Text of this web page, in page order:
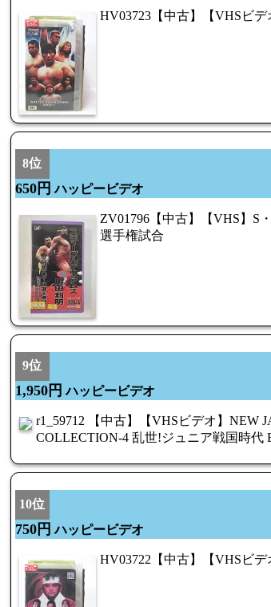
HV03723【中古】【VHSビ
8位
650円 ハッピービデオ
ZV01796【中古】【VHS】S
選手権試合
9位
1,950円 ハッピービデオ
r1_59712 【中古】【VHSビデオ】NEW
COLLECTION-4 乱世!ジュニア戦国時代
10位
750円 ハッピービデオ
HV03722【中古】【VHSビ